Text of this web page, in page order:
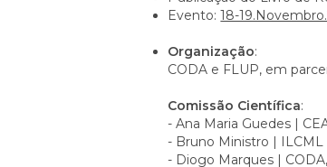
Evento:18-
Organização:
CODA e FLUP, em
Comissão Científica:
- Ana Maria Guedes |
- Bruno Ministro | ILCML
- Diogo Marques |